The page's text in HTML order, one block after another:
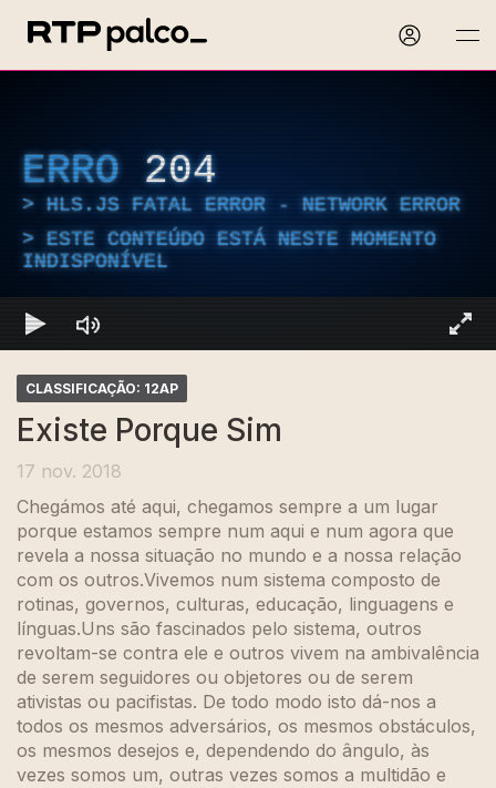
ERRO 204
HLS.JS FATAL ERROR - NETWORK ERROR
ESTE CONTEÚDO ESTÁ NESTE MOMENTO
INDISPONÍVEL
CLASSIFICAÇÃO: 12AP
Existe Porque Sim
17 nov. 2018
Chegámos até aqui, chegamos sempre a um lugar
porque estamos sempre num aqui e num agora que
revela a nossa situação no mundo e a nossa relação
com os outros.Vivemos num sistema composto de
rotinas, governos, culturas, educação, linguagens e
línguas.Uns são fascinados pelo sistema, outros
revoltam-se contra ele e outros vivem na ambivalência
de serem seguidores ou objetores ou de serem
ativistas ou pacifistas. De todo modo isto dá-nos a
todos os mesmos adversários, os mesmos obstáculos,
os mesmos desejos e, dependendo do ângulo, às
vezes somos um, outras vezes somos a multidão e